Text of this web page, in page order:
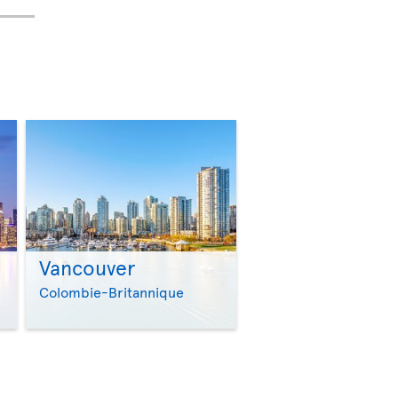
>
Vancouver
Colombie-Britannique